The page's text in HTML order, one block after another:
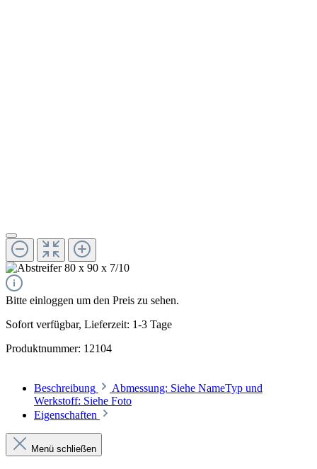
Bitte einloggen um den Preis zu sehen.
Sofort verfügbar, Lieferzeit: 1-3 Tage
Produktnummer: 12104
Beschreibung
Abmessung: Siehe NameTyp und
Werkstoff: Siehe Foto
Eigenschaften
Menü schließen